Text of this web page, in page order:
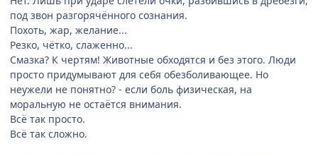
под звон разгорячённого сознания.
Похоть, жар, желание...
Резко, чётко, слаженно...
Смазка? К чертям! Животные обходятся и без этого. Люди
просто придумывают для себя обезболивающее. Но
неужели не понятно? - если боль физическая, на
моральную не остаётся внимания.
Всё так просто.
Всё так сложно.